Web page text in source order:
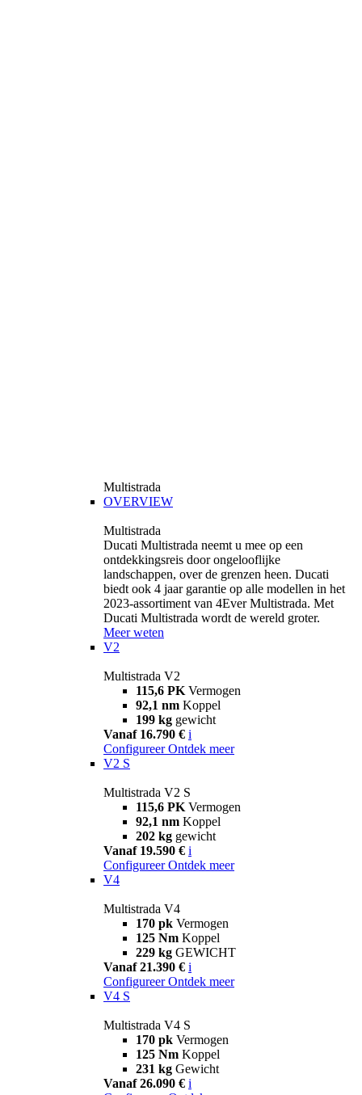
Multistrada
OVERVIEW
Multistrada
Ducati Multistrada neemt u mee op een
ontdekkingsreis door ongelooflijke
landschappen, over de grenzen heen. Ducati
biedt ook 4 jaar garantie op alle modellen in het
2023-assortiment van 4Ever Multistrada. Met
Ducati Multistrada wordt de wereld groter.
Meer weten
V2
Multistrada V2
115,6 PK Vermogen
92,1 nm Koppel
199 kg gewicht
Vanaf 16.790 € i
Configureer Ontdek meer
V2 S
Multistrada V2 S
115,6 PK Vermogen
92,1 nm Koppel
202 kg gewicht
Vanaf 19.590 € i
Configureer Ontdek meer
V4
Multistrada V4
170 pk Vermogen
125 Nm Koppel
229 kg GEWICHT
Vanaf 21.390 € i
Configureer Ontdek meer
V4 S
Multistrada V4 S
170 pk Vermogen
125 Nm Koppel
231 kg Gewicht
Vanaf 26.090 € i